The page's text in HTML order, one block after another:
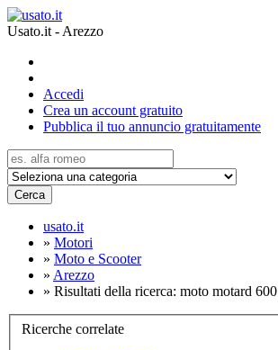
Usato.it - Arezzo
Accedi
Crea un account gratuito
Pubblica il tuo annuncio gratuitamente
Cerca
usato.it
» Motori
» Moto e Scooter
» Arezzo
» Risultati della ricerca: moto motard 600
Ricerche correlate